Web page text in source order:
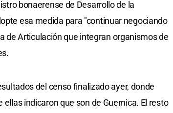
bonaerense de Desarrollo de la
esa medida para "continuar negociando
de Articulación que integran organismos de
del censo finalizado ayer, donde
indicaron que son de Guernica. El resto